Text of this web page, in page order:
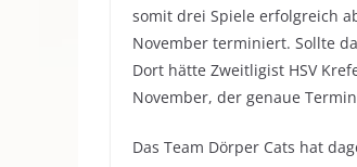
somit drei Spiele erfolgreich
November terminiert. Sollte
Dort hätte Zweitligist HSV
November, der genaue
Das Team Dörper Cats hat